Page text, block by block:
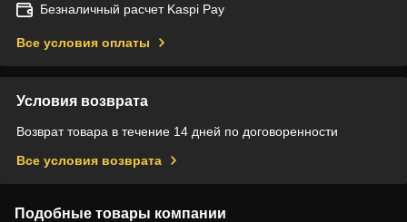
Безналичный расчет Kaspi Pay
Все условия оплаты
Условия возврата
Возврат товара в течение 14 дней по договоренности
Все условия возврата
Подобные товары компании